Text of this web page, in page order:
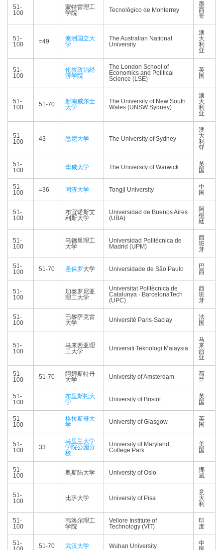
51-
100
蒙特雷理工
学院
Tecnológico de Monterrey
墨
西
哥
51-
100
=49
澳洲国立大
学
The Australian National
University
澳
大
利
亚
51-
100
伦敦政治经
济学院
The London School of
Economics and Political
Science (LSE)
英
国
51-
100
51-70
新南威尔士
大学
The University of New South
Wales (UNSW Sydney)
澳
大
利
亚
51-
100
43 悉尼大学 The University of Sydney
澳
大
利
亚
51-
100
华威大学 The University of Warwick
英
国
51-
100
=36 同济大学 Tongji University
中
国
51-
100
布宜诺斯艾
利斯大学
Universidad de Buenos Aires
(UBA)
阿
根
廷
51-
100
马德里理工
大学
Universidad Politécnica de
Madrid (UPM)
西
班
牙
51-
100
51-70 圣保罗大学 Universidade de São Paulo
巴
西
51-
100
加泰罗尼亚
理工大学
Universitat Politècnica de
Catalunya · BarcelonaTech
(UPC)
西
班
牙
51-
100
巴黎萨克雷
大学
Université Paris-Saclay
法
国
51-
100
马来西亚理
工大学
Universiti Teknologi Malaysia
马
来
西
亚
51-
100
51-70
阿姆斯特丹
大学
University of Amsterdam
荷
兰
51-
100
布里斯托大
学
University of Bristol
英
国
51-
100
格拉斯哥大
学
University of Glasgow
英
国
51-
100
33
马里兰大学
学院公园分
校
University of Maryland,
College Park
美
国
51-
100
奥斯陆大学 University of Oslo
挪
威
51-
100
比萨大学 University of Pisa
意
大
利
51-
100
韦洛尔理工
学院
Vellore Institute of
Technology (VIT)
印
度
51-
51-70 武汉大学 Wuhan University
中